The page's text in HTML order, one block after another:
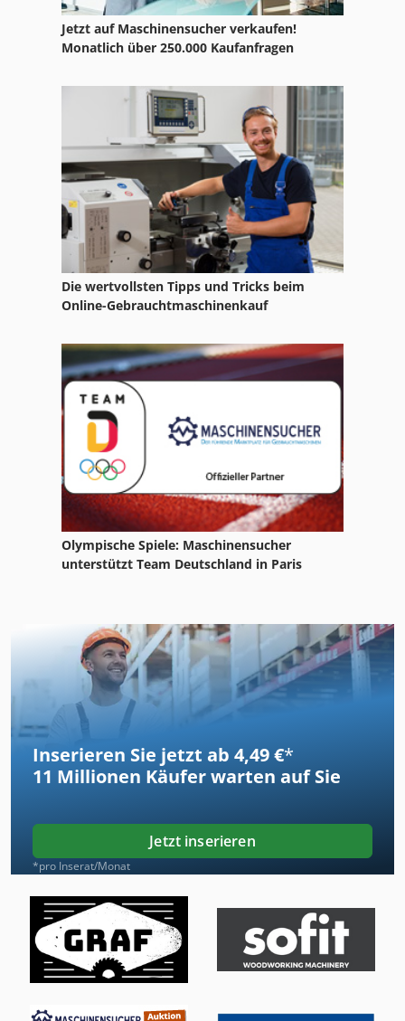
Jetzt auf Maschinensucher verkaufen!
Monatlich über 250.000 Kaufanfragen
Die wertvollsten Tipps und Tricks beim
Online-Gebrauchtmaschinenkauf
Olympische Spiele: Maschinensucher
unterstützt Team Deutschland in Paris
Inserieren Sie jetzt ab 4,49 €*
11 Millionen Käufer warten auf Sie
Jetzt inserieren
*pro Inserat/Monat